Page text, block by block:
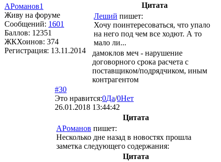
АРоманов1
Живу на форуме
Сообщений: 1601
Баллов: 12351
ЖКХоинов: 374
Регистрация: 13.11.2014
Цитата
Леший пишет:
Хочу поинтересоваться, что упало
на него под чем все ходют. А то
мало ли...
дамоклов меч - нарушение
договорного срока расчета с
поставщиком/подрядчиком, иным
контрагентом
#30
Это нравится:0Да/0Нет
26.01.2018 13:44:42
Цитата
АРоманов пишет:
Несколько дне назад в новостях прошла
заметка следующего содержания:
Цитата